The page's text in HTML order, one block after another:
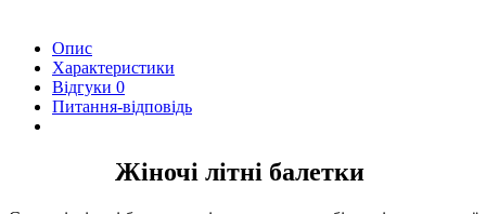
Опис
Характеристики
Відгуки 0
Питання-відповідь
Жіночі літні балетки